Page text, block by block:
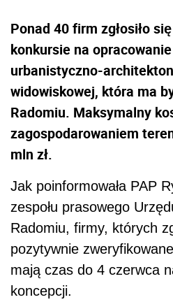
Ponad 40 firm zgłosiło
konkursie na
urbanistyczno-
widowiskowej, która ma
Radomiu. Maksymalny
zagospodarowaniem
mln zł.
Jak poinformowała PAP
zespołu prasowego
Radomiu, firmy, których
pozytywnie
mają czas do 4 czerwca
koncepcji.